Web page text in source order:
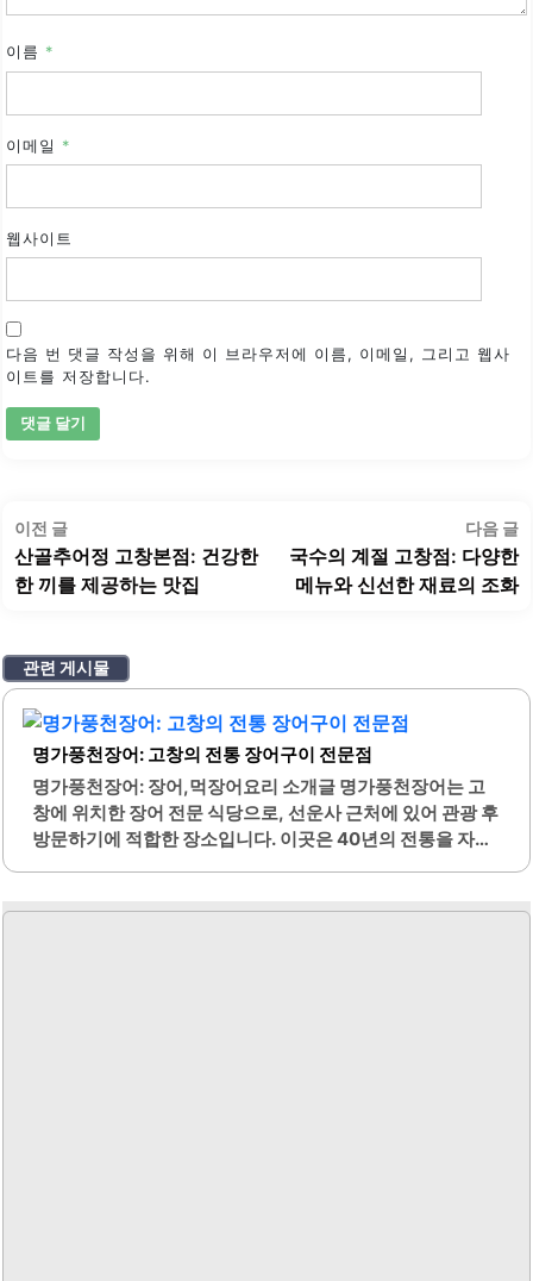
이름 *
이메일 *
웹사이트
다음 번 댓글 작성을 위해 이 브라우저에 이름, 이메일, 그리고 웹사
이트를 저장합니다.
글
탐
색
이전 글이
전
글:
산골추어정 고창본점: 건강한
한 끼를 제공하는 맛집
다음 글
국수의 계절 고창점: 다양한
메뉴와 신선한 재료의 조화
관련 게시물
명가풍천장어: 고창의 전통 장어구이 전문점
명가풍천장어: 장어,먹장어요리 소개글 명가풍천장어는 고
창에 위치한 장어 전문 식당으로, 선운사 근처에 있어 관광 후
방문하기에 적합한 장소입니다. 이곳은 40년의 전통을 자랑
여 다양한 취향을 만족시킬 수 있습니다.특히 소금구이는 담